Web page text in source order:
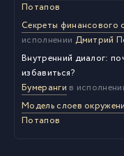
Потапов
Секреты финансового
исполнении Дмитрий
Внутренний диалог:
избавиться?
Бумеранги в
Модель слоев
Потапов